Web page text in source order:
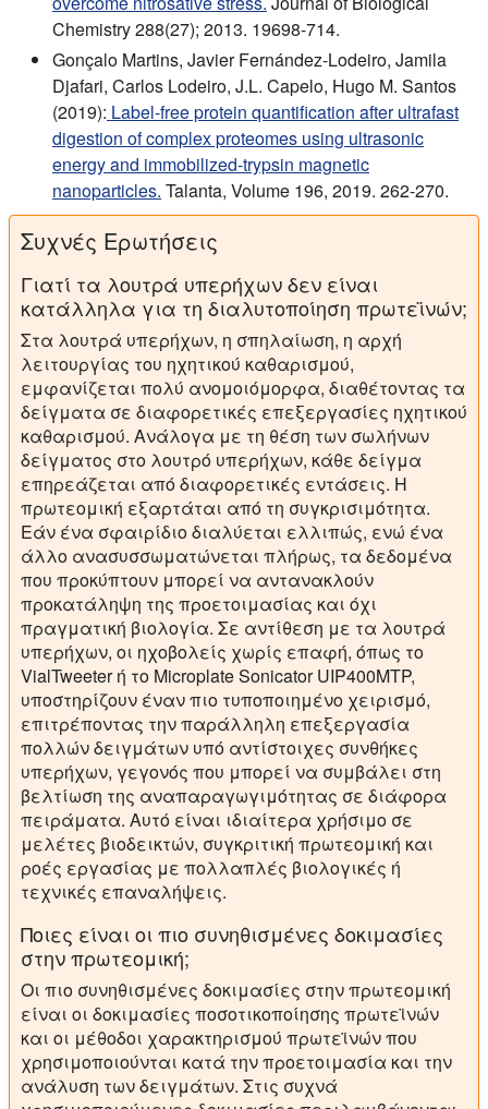
Chemistry 288(27); 2013. 19698-714.
Gonçalo Martins, Javier Fernández-Lodeiro, Jamila
Djafari, Carlos Lodeiro, J.L. Capelo, Hugo M. Santos
(2019): Label-free protein quantification after ultrafast
digestion of complex proteomes using ultrasonic
energy and immobilized-trypsin magnetic
nanoparticles. Talanta, Volume 196, 2019. 262-270.
Συχνές Ερωτήσεις
Γιατί τα λουτρά υπερήχων δεν είναι
κατάλληλα για τη διαλυτοποίηση πρωτεϊνών;
Στα λουτρά υπερήχων, η σπηλαίωση, η αρχή
λειτουργίας του ηχητικού καθαρισμού,
εμφανίζεται πολύ ανομοιόμορφα, διαθέτοντας τα
δείγματα σε διαφορετικές επεξεργασίες ηχητικού
καθαρισμού. Ανάλογα με τη θέση των σωλήνων
δείγματος στο λουτρό υπερήχων, κάθε δείγμα
επηρεάζεται από διαφορετικές εντάσεις. Η
πρωτεομική εξαρτάται από τη συγκρισιμότητα.
Εάν ένα σφαιρίδιο διαλύεται ελλιπώς, ενώ ένα
άλλο ανασυσσωματώνεται πλήρως, τα δεδομένα
που προκύπτουν μπορεί να αντανακλούν
προκατάληψη της προετοιμασίας και όχι
πραγματική βιολογία. Σε αντίθεση με τα λουτρά
υπερήχων, οι ηχοβολείς χωρίς επαφή, όπως το
VialTweeter ή το Microplate Sonicator UIP400MTP,
υποστηρίζουν έναν πιο τυποποιημένο χειρισμό,
επιτρέποντας την παράλληλη επεξεργασία
πολλών δειγμάτων υπό αντίστοιχες συνθήκες
υπερήχων, γεγονός που μπορεί να συμβάλει στη
βελτίωση της αναπαραγωγιμότητας σε διάφορα
πειράματα. Αυτό είναι ιδιαίτερα χρήσιμο σε
μελέτες βιοδεικτών, συγκριτική πρωτεομική και
ροές εργασίας με πολλαπλές βιολογικές ή
τεχνικές επαναλήψεις.
Ποιες είναι οι πιο συνηθισμένες δοκιμασίες
στην πρωτεομική;
Οι πιο συνηθισμένες δοκιμασίες στην πρωτεομική
είναι οι δοκιμασίες ποσοτικοποίησης πρωτεϊνών
και οι μέθοδοι χαρακτηρισμού πρωτεϊνών που
χρησιμοποιούνται κατά την προετοιμασία και την
ανάλυση των δειγμάτων. Στις συχνά